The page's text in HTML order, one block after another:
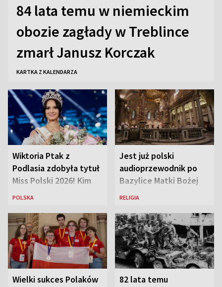
84 lata temu w niemieckim
obozie zagłady w Treblince
zmarł Janusz Korczak
KARTKA Z KALENDARZA
Wiktoria Ptak z
Podlasia zdobyła tytuł
Miss Polski 2026! Kim
jest nowa królowa
POLSKA
Jest już polski
audioprzewodnik po
Bazylice Matki Bożej
Większej w Rzymie
RELIGIA
Wielki sukces Polaków
82 lata temu